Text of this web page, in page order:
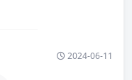
2024-06-11